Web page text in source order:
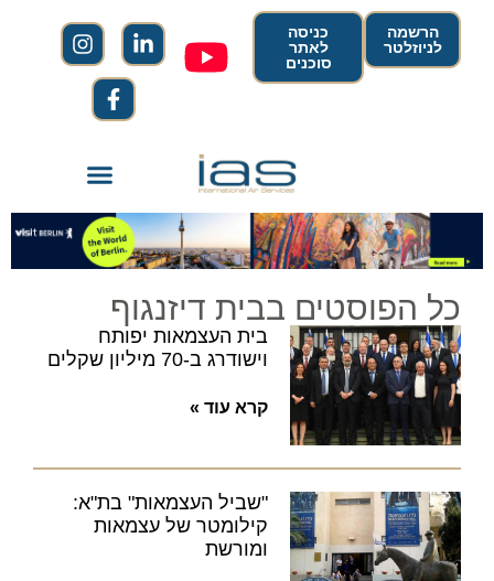
הרשמה
לניוזלטר
כניסה
לאתר
סוכנים
כל הפוסטים בבית דיזנגוף
בית העצמאות יפותח
וישודרג ב-70 מיליון שקלים
קרא עוד »
"שביל העצמאות" בת"א:
קילומטר של עצמאות
ומורשת